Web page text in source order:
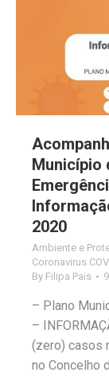
Município
2020
Ambiente e
Coronavirus
By Filipa Pais
– Plano
–
(zero) casos
no Concelho